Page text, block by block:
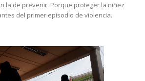
la de prevenir. Porque proteger la niñez
del primer episodio de violencia.